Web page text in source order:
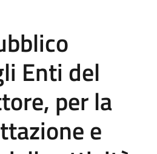
Enti del
per la
e